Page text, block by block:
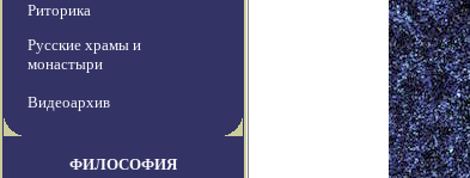
Риторика
Русские храмы и
монастыри
Видеоархив
ФИЛОСОФИЯ